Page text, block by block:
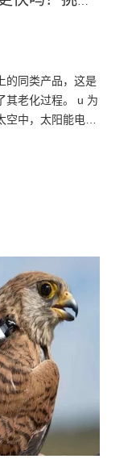
的同类产品，这是
其老化过程。 u 为
中，太阳能电池